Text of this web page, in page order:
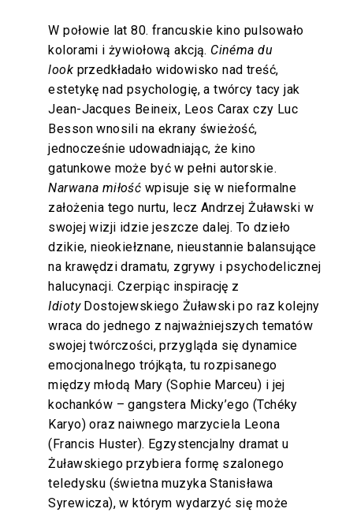
W połowie lat 80. francuskie kino pulsowało
kolorami i żywiołową akcją. Cinéma du
look przedkładało widowisko nad treść,
estetykę nad psychologię, a twórcy tacy jak
Jean-Jacques Beineix, Leos Carax czy Luc
Besson wnosili na ekrany świeżość,
jednocześnie udowadniając, że kino
gatunkowe może być w pełni autorskie.
Narwana miłość wpisuje się w nieformalne
założenia tego nurtu, lecz Andrzej Żuławski w
swojej wizji idzie jeszcze dalej. To dzieło
dzikie, nieokiełznane, nieustannie balansujące
na krawędzi dramatu, zgrywy i psychodelicznej
halucynacji. Czerpiąc inspirację z
IdiotyDostojewskiego Żuławski po raz kolejny
wraca do jednego z najważniejszych tematów
swojej twórczości, przygląda się dynamice
emocjonalnego trójkąta, tu rozpisanego
między młodą Mary (Sophie Marceu) i jej
kochanków – gangstera Micky’ego (Tchéky
Karyo) oraz naiwnego marzyciela Leona
(Francis Huster). Egzystencjalny dramat u
Żuławskiego przybiera formę szalonego
teledysku (świetna muzyka Stanisława
Syrewicza), w którym wydarzyć się może